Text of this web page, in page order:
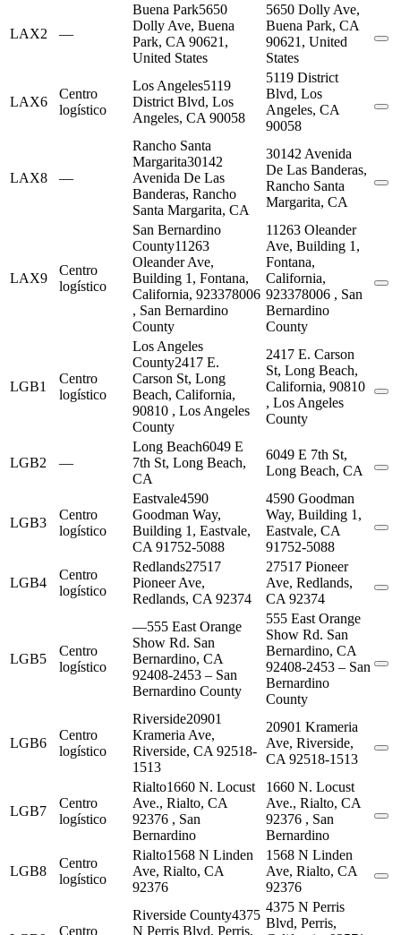
LAX2 —
Buena Park5650
Dolly Ave, Buena
Park, CA 90621,
United States
5650 Dolly Ave,
Buena Park, CA
90621, United
States
LAX6
Centro
logístico
Los Angeles5119
District Blvd, Los
Angeles, CA 90058
5119 District
Blvd, Los
Angeles, CA
90058
LAX8 —
Rancho Santa
Margarita30142
Avenida De Las
Banderas, Rancho
Santa Margarita, CA
30142 Avenida
De Las Banderas,
Rancho Santa
Margarita, CA
LAX9
Centro
logístico
San Bernardino
County11263
Oleander Ave,
Building 1, Fontana,
California, 923378006
, San Bernardino
County
11263 Oleander
Ave, Building 1,
Fontana,
California,
923378006 , San
Bernardino
County
LGB1
Centro
logístico
Los Angeles
County2417 E.
Carson St, Long
Beach, California,
90810 , Los Angeles
County
2417 E. Carson
St, Long Beach,
California, 90810
, Los Angeles
County
LGB2 —
Long Beach6049 E
7th St, Long Beach,
CA
6049 E 7th St,
Long Beach, CA
LGB3
Centro
logístico
Eastvale4590
Goodman Way,
Building 1, Eastvale,
CA 91752-5088
4590 Goodman
Way, Building 1,
Eastvale, CA
91752-5088
LGB4
Centro
logístico
Redlands27517
Pioneer Ave,
Redlands, CA 92374
27517 Pioneer
Ave, Redlands,
CA 92374
LGB5
Centro
logístico
—555 East Orange
Show Rd. San
Bernardino, CA
92408-2453 – San
Bernardino County
555 East Orange
Show Rd. San
Bernardino, CA
92408-2453 – San
Bernardino
County
LGB6
Centro
logístico
Riverside20901
Krameria Ave,
Riverside, CA 92518-
1513
20901 Krameria
Ave, Riverside,
CA 92518-1513
LGB7
Centro
logístico
Rialto1660 N. Locust
Ave., Rialto, CA
92376 , San
Bernardino
1660 N. Locust
Ave., Rialto, CA
92376 , San
Bernardino
LGB8
Centro
logístico
Rialto1568 N Linden
Ave, Rialto, CA
92376
1568 N Linden
Ave, Rialto, CA
92376
Centro
Riverside County4375
N Perris Blvd, Perris,
4375 N Perris
Blvd, Perris,